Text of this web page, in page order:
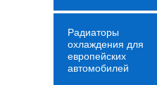
Радиаторы
охлаждения для
европейских
автомобилей